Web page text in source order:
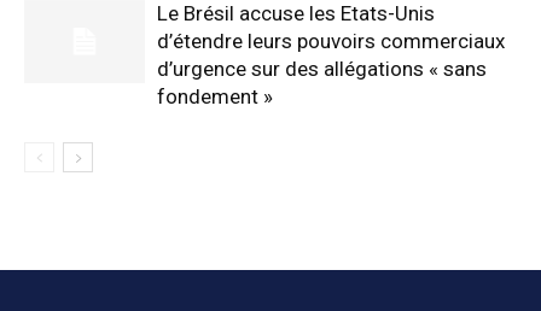
Le Brésil accuse les Etats-Unis
d’étendre leurs pouvoirs commerciaux
d’urgence sur des allégations « sans
fondement »